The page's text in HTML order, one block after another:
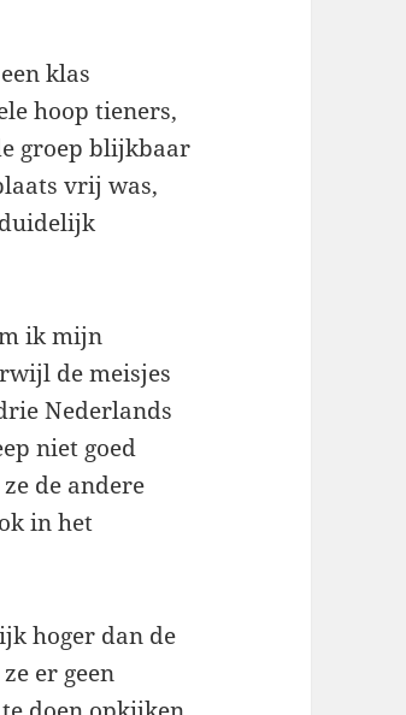
klas
hoop tieners,
groep blijkbaar
vrij was,
ik mijn
de meisjes
Nederlands
niet goed
de andere
in het
hoger dan de
er geen